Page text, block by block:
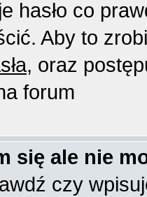
hasło co
Aby to
, oraz
forum
się ale nie
czy